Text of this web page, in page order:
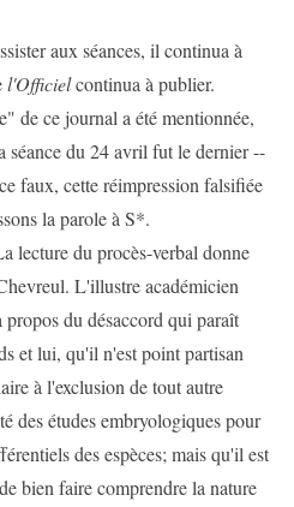
aux séances, il continua à
l'Officielcontinua à publier.
de ce journal a été mentionnée,
séance du 24 avril fut le dernier --
faux, cette réimpression falsifiée
la parole à S*.
lecture du procès-verbal donne
L'illustre académicien
du désaccord qui paraît
et lui, qu'il n'est point partisan
à l'exclusion de tout autre
des études embryologiques pour
des espèces; mais qu'il est
bien faire comprendre la nature